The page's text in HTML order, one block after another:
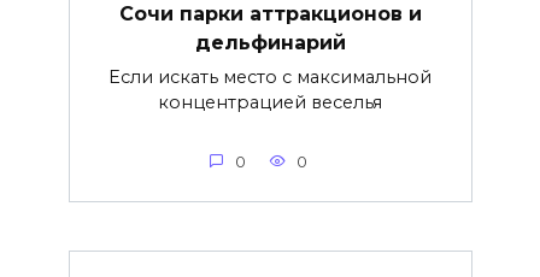
Сочи парки аттракционов и
дельфинарий
Если искать место с максимальной
концентрацией веселья
0 0